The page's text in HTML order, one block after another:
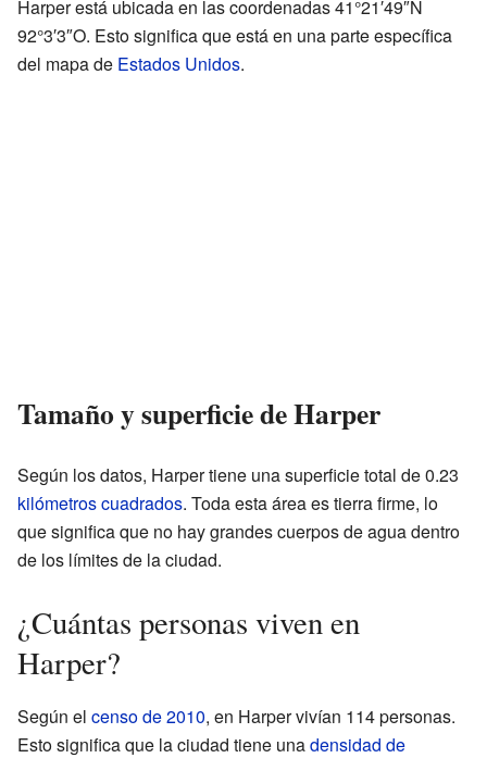
Harper está ubicada en las coordenadas 41°21′49″N
92°3′3″O. Esto significa que está en una parte específica
del mapa de Estados Unidos.
Tamaño y superficie de Harper
Según los datos, Harper tiene una superficie total de 0.23
kilómetros cuadrados. Toda esta área es tierra firme, lo
que significa que no hay grandes cuerpos de agua dentro
de los límites de la ciudad.
¿Cuántas personas viven en
Harper?
Según el censo de 2010, en Harper vivían 114 personas.
Esto significa que la ciudad tiene unadensidad de